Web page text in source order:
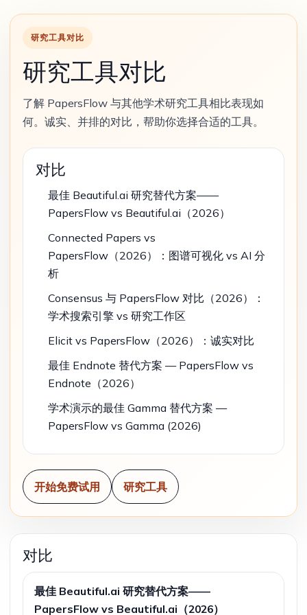
研究工具对比
研究工具对比
了解 PapersFlow 与其他学术研究工具相比表现如
何。诚实、并排的对比，帮助你选择合适的工具。
对比
最佳 Beautiful.ai 研究替代方案——
PapersFlow vs Beautiful.ai（2026）
Connected Papers vs
PapersFlow（2026）：图谱可视化 vs AI 分
析
Consensus 与 PapersFlow 对比（2026）：
学术搜索引擎 vs 研究工作区
Elicit vs PapersFlow（2026）：诚实对比
最佳 Endnote 替代方案 — PapersFlow vs
Endnote（2026）
学术演示的最佳 Gamma 替代方案 —
PapersFlow vs Gamma (2026)
开始免费试用 研究工具
对比
最佳 Beautiful.ai 研究替代方案——
PapersFlow vs Beautiful.ai（2026）